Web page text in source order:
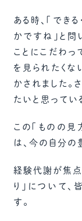
ある時、「でき
かですね」と問
ことにこだわっ
を見られたくな
かされました。
たいと思ってい
この「ものの見
は、今の自分の
経験代謝が焦点
り」について、
す。